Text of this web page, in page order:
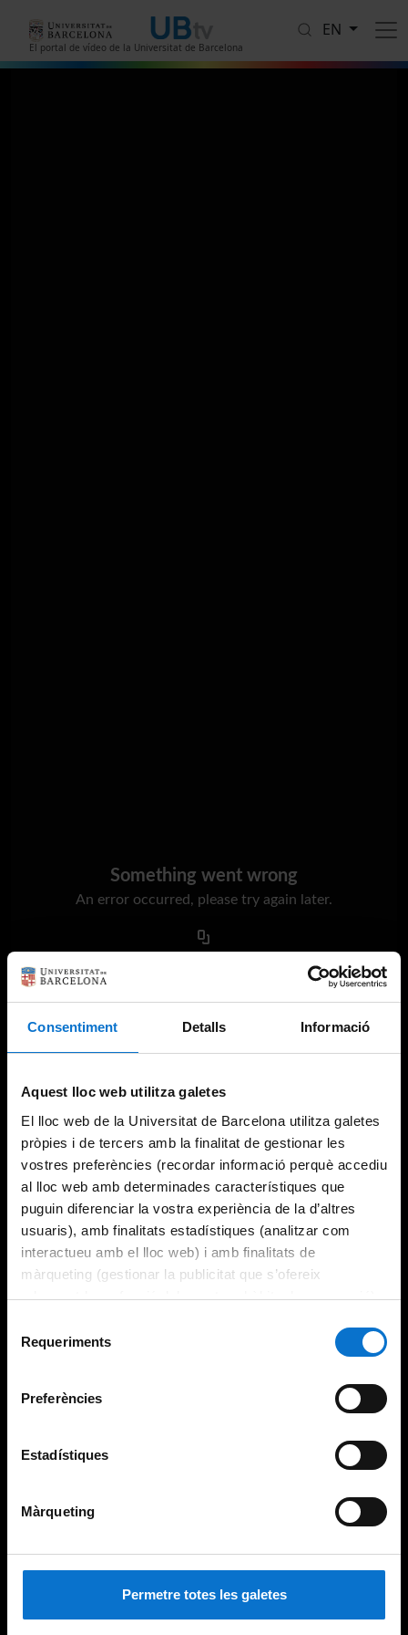
Consentiment Detalls Informació
Aquest lloc web utilitza galetes
El lloc web de la Universitat de Barcelona utilitza galetes
pròpies i de tercers amb la finalitat de gestionar les
vostres preferències (recordar informació perquè accediu
al lloc web amb determinades característiques que
puguin diferenciar la vostra experiència de la d’altres
usuaris), amb finalitats estadístiques (analitzar com
interactueu amb el lloc web) i amb finalitats de
màrqueting (gestionar la publicitat que s’ofereix
adequant-la en funció dels vostres hàbits de navegació).
consultar laPolítica de galetes del lloc web de la
Requeriments
Preferències
Estadístiques
Màrqueting
Permetre totes les galetes
El portal de vídeo de la Universitat de Barcelona
EN
Something went wrong
An error occurred, please try again later.